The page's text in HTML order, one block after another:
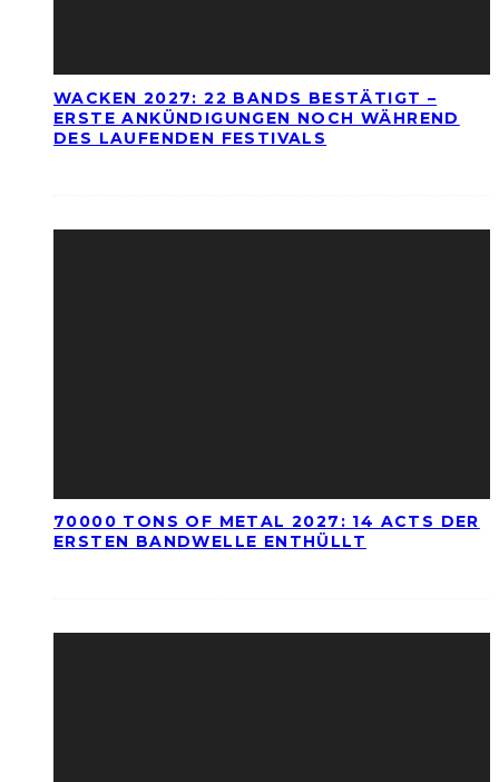
WACKEN 2027: 22 BANDS BESTÄTIGT –
ERSTE ANKÜNDIGUNGEN NOCH WÄHREND
DES LAUFENDEN FESTIVALS
70000 TONS OF METAL 2027: 14 ACTS DER
ERSTEN BANDWELLE ENTHÜLLT